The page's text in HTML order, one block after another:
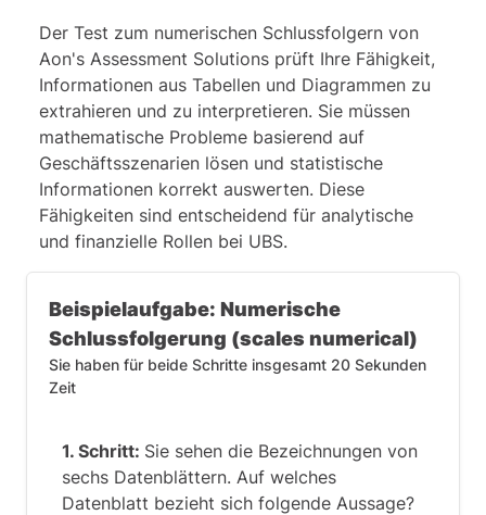
Der Test zum numerischen Schlussfolgern von
Aon's Assessment Solutions prüft Ihre Fähigkeit,
Informationen aus Tabellen und Diagrammen zu
extrahieren und zu interpretieren. Sie müssen
mathematische Probleme basierend auf
Geschäftsszenarien lösen und statistische
Informationen korrekt auswerten. Diese
Fähigkeiten sind entscheidend für analytische
und finanzielle Rollen bei UBS.
Beispielaufgabe: Numerische
Schlussfolgerung (scales numerical)
Sie haben für beide Schritte insgesamt 20 Sekunden
Zeit
1. Schritt: Sie sehen die Bezeichnungen von
sechs Datenblättern. Auf welches
Datenblatt bezieht sich folgende Aussage?